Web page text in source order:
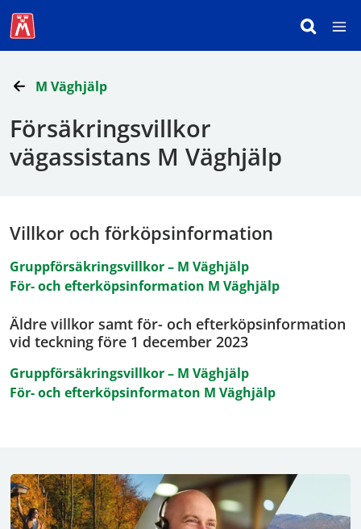
M Väghjälp
Försäkringsvillkor
vägassistans M Väghjälp
Villkor och förköpsinformation
Gruppförsäkringsvillkor – M Väghjälp
För- och efterköpsinformation M Väghjälp
Äldre villkor samt för- och efterköpsinformation
vid teckning före 1 december 2023
Gruppförsäkringsvillkor – M Väghjälp
För- och efterköpsinformaton M Väghjälp